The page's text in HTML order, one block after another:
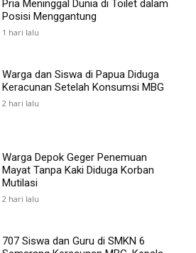
Pria Meninggal Dunia di Toilet dalam
Posisi Menggantung
1 hari lalu
Warga dan Siswa di Papua Diduga
Keracunan Setelah Konsumsi MBG
2 hari lalu
Warga Depok Geger Penemuan
Mayat Tanpa Kaki Diduga Korban
Mutilasi
2 hari lalu
707 Siswa dan Guru di SMKN 6